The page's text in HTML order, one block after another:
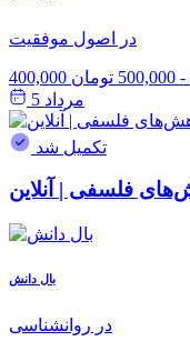
در اصول موفقیت
- 500,000 تومان
مرداد 5
تکمیل شد
بال دانش
در روانشناسی